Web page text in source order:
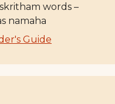
words –
namaha
Guide